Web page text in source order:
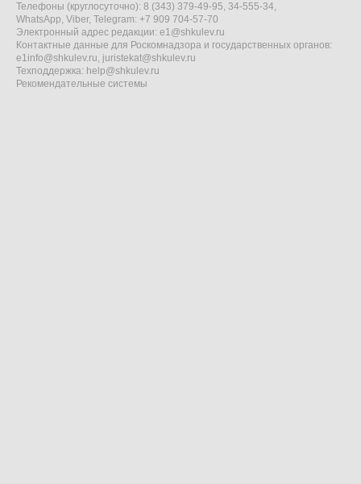
Телефоны (круглосуточно): 8 (343) 379-49-95, 34-555-34,
WhatsApp, Viber, Telegram: +7 909 704-57-70
Электронный адрес редакции: e1@shkulev.ru
Контактные данные для Роскомнадзора и государственных органов:
e1info@shkulev.ru, juristekat@shkulev.ru
Техподдержка: help@shkulev.ru
Рекомендательные системы